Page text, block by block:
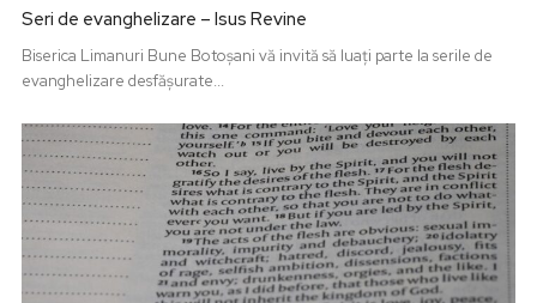
Seri de evanghelizare – Isus Revine
Biserica Limanuri Bune Botoșani vă invită să luați parte la serile de
evanghelizare desfășurate...